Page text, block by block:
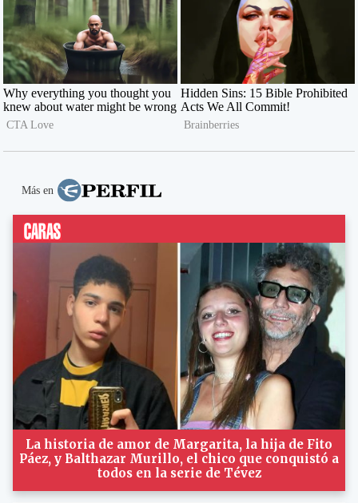
Más en
La historia de amor de Margarita, la hija de Fito
Páez, y Balthazar Murillo, el chico que conquistó a
todos en la serie de Tévez